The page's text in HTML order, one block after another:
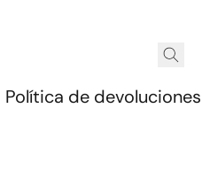
Política de devoluciones